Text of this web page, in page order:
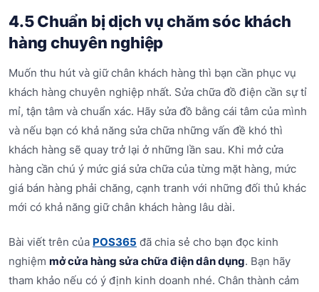
4.5 Chuẩn bị dịch vụ chăm sóc khách
hàng chuyên nghiệp
Muốn thu hút và giữ chân khách hàng thì bạn cần phục vụ
khách hàng chuyên nghiệp nhất. Sửa chữa đồ điện cần sự tỉ
mỉ, tận tâm và chuẩn xác. Hãy sửa đồ bằng cái tâm của mình
và nếu bạn có khả năng sửa chữa những vấn đề khó thì
khách hàng sẽ quay trở lại ở những lần sau. Khi mở cửa
hàng cần chú ý mức giá sửa chữa của từng mặt hàng, mức
giá bán hàng phải chăng, cạnh tranh với những đối thủ khác
mới có khả năng giữ chân khách hàng lâu dài.
Bài viết trên của POS365 đã chia sẻ cho bạn đọc kinh
nghiệm mở cửa hàng sửa chữa điện dân dụng. Bạn hãy
tham khảo nếu có ý định kinh doanh nhé. Chân thành cảm